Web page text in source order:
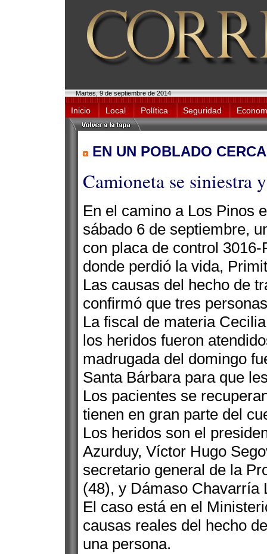
Martes, 9 de septiembre de 2014
Inicio Local Política Seguridad
EN UN POBLADO
Camioneta se siniestra
En el camino a Los Pinos
sábado 6 de septiembre,
con placa de control
donde perdió la vida,
Las causas del hecho de
confirmó que tres
La fiscal de materia
los heridos fueron
madrugada del domingo
Santa Bárbara para que
Los pacientes se
tienen en gran parte del
Los heridos son el
Azurduy, Víctor Hugo
secretario general de la
(48), y Dámaso Chavarría
El caso está en el
causas reales del hecho
una persona.